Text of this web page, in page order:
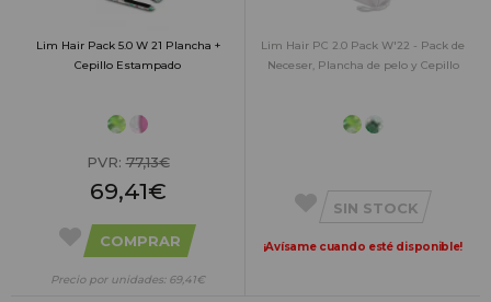
Lim Hair Pack 5.0 W 21 Plancha +
Cepillo Estampado
PVR:77,13€
69,41€
COMPRAR
Precio por unidades: 69,41€
Lim Hair PC 2.0 Pack W'22 - Pack de
Neceser, Plancha de pelo y Cepillo
SIN STOCK
¡Avísame cuando esté disponible!